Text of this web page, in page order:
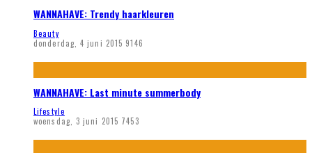
WANNAHAVE: Trendy haarkleuren
Beauty
donderdag, 4 juni 2015 9146
WANNAHAVE: Last minute summerbody
Lifestyle
woensdag, 3 juni 2015 7453